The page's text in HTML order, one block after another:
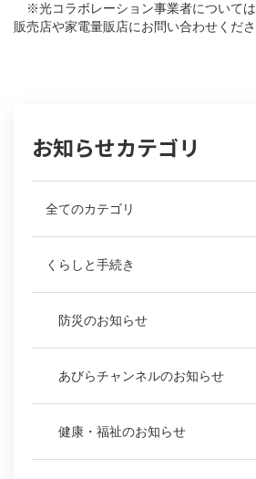
※光コラボレーション事業者について
販売店や家電量販店にお問い合わせくださ
お知らせカテゴリ
全てのカテゴリ
くらしと手続き
防災のお知らせ
あびらチャンネルのお知らせ
健康・福祉のお知らせ